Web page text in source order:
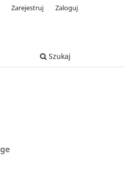
Szukaj
Zarejestruj Zaloguj